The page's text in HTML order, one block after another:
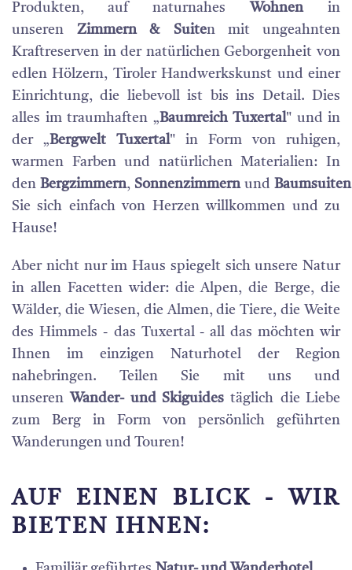
Produkten, auf naturnahes Wohnen in
unserenZimmern & Suiten mit ungeahnten
Kraftreserven in der natürlichen Geborgenheit von
edlen Hölzern, Tiroler Handwerkskunst und einer
Einrichtung, die liebevoll ist bis ins Detail. Dies
alles im traumhaften „Baumreich Tuxertal" und in
der „Bergwelt Tuxertal" in Form von ruhigen,
warmen Farben und natürlichen Materialien: In
den Bergzimmern, Sonnenzimmern und
Sie sich einfach von Herzen willkommen und zu
Hause!
Aber nicht nur im Haus spiegelt sich unsere Natur
in allen Facetten wider: die Alpen, die Berge, die
Wälder, die Wiesen, die Almen, die Tiere, die Weite
des Himmels - das Tuxertal - all das möchten wir
Ihnen im einzigen Naturhotel der Region
nahebringen. Teilen Sie mit uns und
unseren Wander- und Skiguides täglich die Liebe
zum Berg in Form von persönlich geführten
Wanderungen und Touren!
AUF EINEN BLICK - WIR
BIETEN IHNEN: